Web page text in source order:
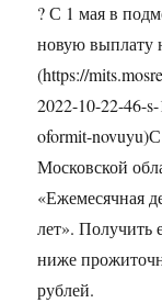
? С 1 мая в
новую выплату
(https://
2022-10-22-46-
oformit-
Московской
«Ежемесячная
лет». Получить
ниже
рублей.